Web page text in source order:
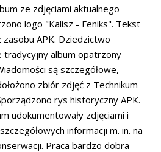
ze zdjęciami aktualnego
logo "Kalisz - Feniks". Tekst
APK. Dziedzictwo
album opatrzony
są szczegółowe,
zbiór zdjęć z Technikum
rys historyczny APK.
udokumentowały zdjęciami i
informacji m. in. na
Praca bardzo dobra